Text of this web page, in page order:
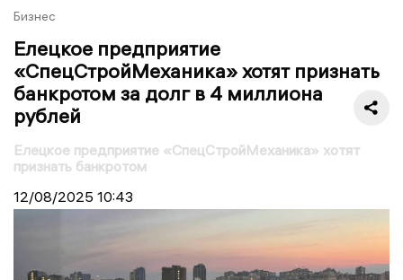
Бизнес
Елецкое предприятие
«СпецСтройМеханика» хотят признать
банкротом за долг в 4 миллиона
рублей
Елецкое предприятие «СпецСтройМеханика» хотят
признать банкротом
12/08/2025 10:43